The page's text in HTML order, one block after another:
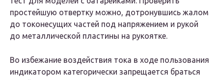
простейшую отвертку можно, дотронувшись жалом
до токонесущих частей под напряжением и рукой
до металлической пластины на рукоятке.
Во избежание воздействия тока в ходе пользования
индикатором категорически запрещается браться